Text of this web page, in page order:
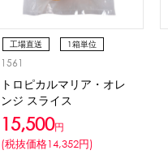
工場直送
1箱単位
冷凍
1561
トロピカルマリア・オレ
ンジ スライス
15,500円
(税抜価格14,352円)